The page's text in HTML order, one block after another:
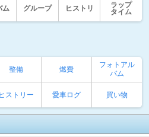
ム グループ ヒストリ
ラップ
タイム
整備 燃費
フォトアル
バム
ヒストリー 愛車ログ 買い物